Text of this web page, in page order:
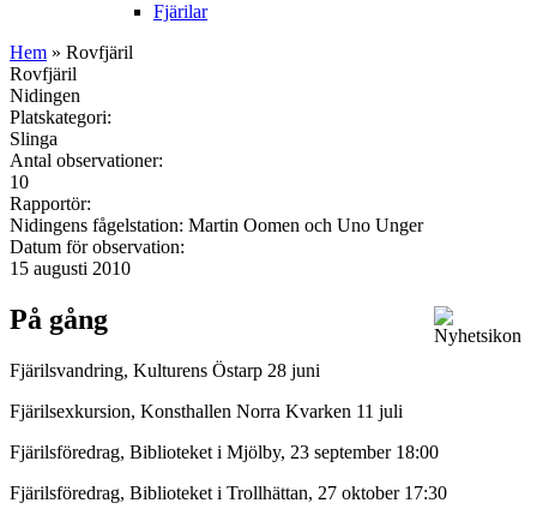
Fjärilar
Hem » Rovfjäril
Rovfjäril
Nidingen
Platskategori:
Slinga
Antal observationer:
10
Rapportör:
Nidingens fågelstation: Martin Oomen och Uno Unger
Datum för observation:
15 augusti 2010
På gång
Fjärilsvandring, Kulturens Östarp 28 juni
Fjärilsexkursion, Konsthallen Norra Kvarken 11 juli
Fjärilsföredrag, Biblioteket i Mjölby, 23 september 18:00
Fjärilsföredrag, Biblioteket i Trollhättan, 27 oktober 17:30